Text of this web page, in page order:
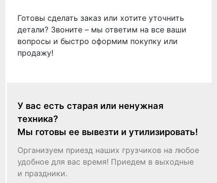
Готовы сделать заказ или хотите уточнить
детали? Звоните – мы ответим на все ваши
вопросы и быстро оформим покупку или
продажу!
У вас есть старая или ненужная
техника?
Мы готовы ее вывезти и утилизировать!
Организуем приезд наших грузчиков на любое
удобное для вас время! Приедем в выходные
и праздники.